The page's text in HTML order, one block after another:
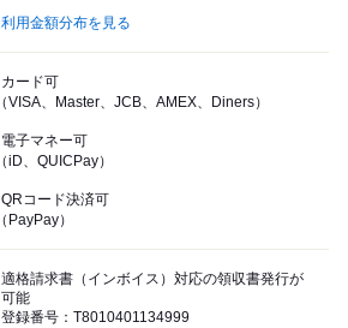
利用金額分布を見る
カード可
（VISA、Master、JCB、AMEX、Diners）
電子マネー可
（iD、QUICPay）
QRコード決済可
（PayPay）
適格請求書（インボイス）対応の領収書発行が
可能
登録番号：T8010401134999